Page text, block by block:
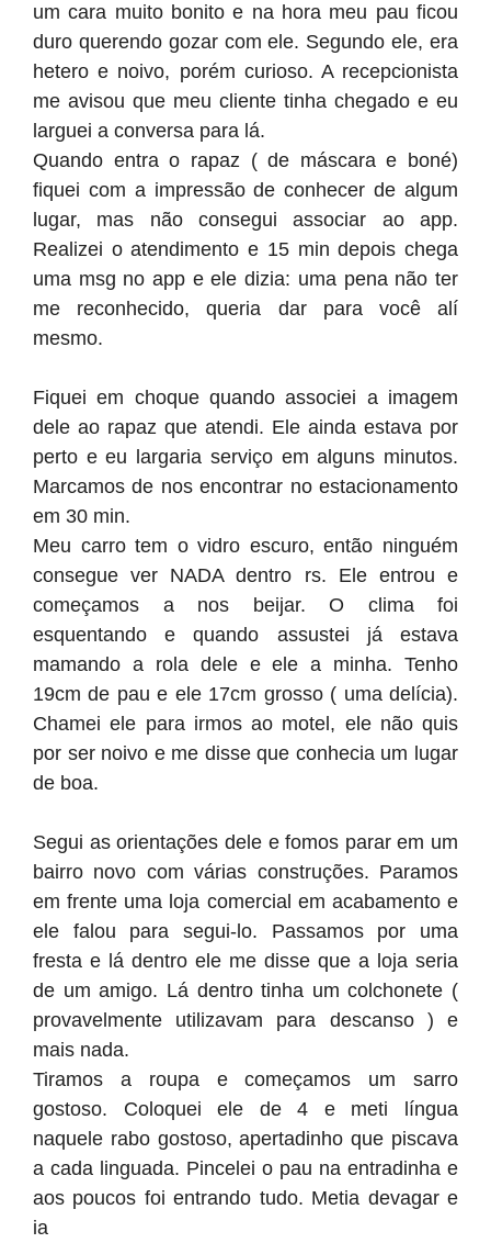
um cara muito bonito e na hora meu pau ficou
duro querendo gozar com ele. Segundo ele, era
hetero e noivo, porém curioso. A recepcionista
me avisou que meu cliente tinha chegado e eu
larguei a conversa para lá.
Quando entra o rapaz ( de máscara e boné)
fiquei com a impressão de conhecer de algum
lugar, mas não consegui associar ao app.
Realizei o atendimento e 15 min depois chega
uma msg no app e ele dizia: uma pena não ter
me reconhecido, queria dar para você alí
mesmo.
Fiquei em choque quando associei a imagem
dele ao rapaz que atendi. Ele ainda estava por
perto e eu largaria serviço em alguns minutos.
Marcamos de nos encontrar no estacionamento
em 30 min.
Meu carro tem o vidro escuro, então ninguém
consegue ver NADA dentro rs. Ele entrou e
começamos a nos beijar. O clima foi
esquentando e quando assustei já estava
mamando a rola dele e ele a minha. Tenho
19cm de pau e ele 17cm grosso ( uma delícia).
Chamei ele para irmos ao motel, ele não quis
por ser noivo e me disse que conhecia um lugar
de boa.
Segui as orientações dele e fomos parar em um
bairro novo com várias construções. Paramos
em frente uma loja comercial em acabamento e
ele falou para segui-lo. Passamos por uma
fresta e lá dentro ele me disse que a loja seria
de um amigo. Lá dentro tinha um colchonete (
provavelmente utilizavam para descanso ) e
mais nada.
Tiramos a roupa e começamos um sarro
gostoso. Coloquei ele de 4 e meti língua
naquele rabo gostoso, apertadinho que piscava
a cada linguada. Pincelei o pau na entradinha e
aos poucos foi entrando tudo. Metia devagar e
ia